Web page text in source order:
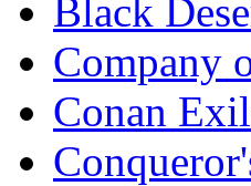
Black
Company
Conan